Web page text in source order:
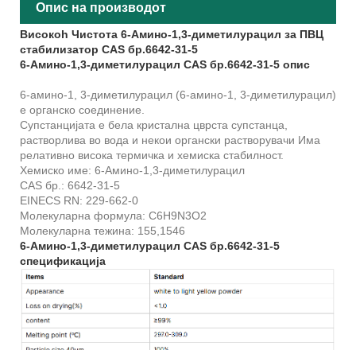
Опис на производот
Високоh Чистота 6-Амино-1,3-диметилурацил за ПВЦ
стабилизатор CAS бр.6642-31-5
6-Амино-1,3-диметилурацил CAS бр.6642-31-5 опис
6-амино-1, 3-диметилурацил (6-амино-1, 3-диметилурацил)
е органско соединение.
Супстанцијата е бела кристална цврста супстанца,
растворлива во вода и некои органски растворувачи Има
релативно висока термичка и хемиска стабилност.
Хемиско име: 6-Амино-1,3-диметилурацил
CAS бр.: 6642-31-5
EINECS RN: 229-662-0
Молекуларна формула: C6H9N3O2
Молекуларна тежина: 155,1546
6-Амино-1,3-диметилурацил CAS бр.6642-31-5
спецификација